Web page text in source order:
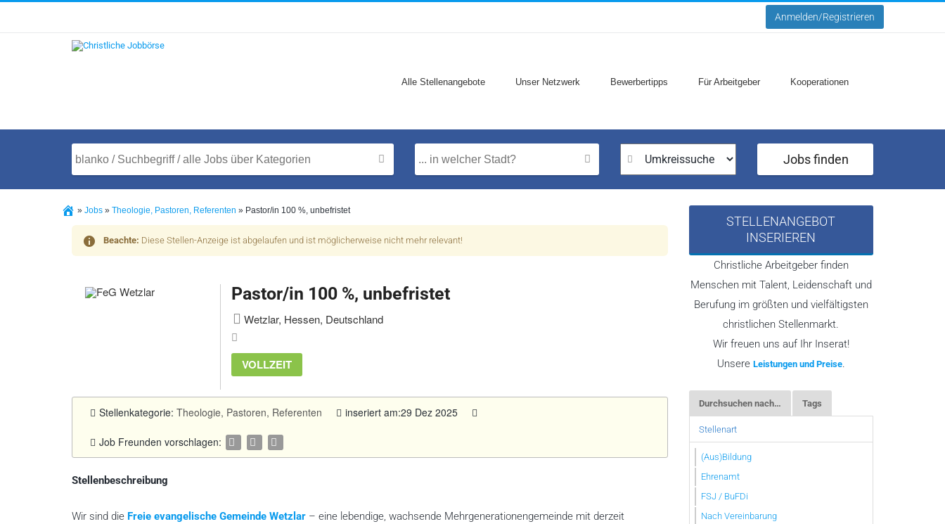
Anmelden/Registrieren
Alle Stellenangebote Unser Netzwerk Bewerbertipps Für Arbeitgeber Kooperationen
Jobs finden
» Jobs » Theologie, Pastoren, Referenten » Pastor/in 100 %, unbefristet
Beachte: Diese Stellen-Anzeige ist abgelaufen und ist möglicherweise nicht mehr relevant!
Pastor/in 100 %, unbefristet
Wetzlar, Hessen, Deutschland
VOLLZEIT
Stellenkategorie: Theologie, Pastoren, Referenten inseriert am:29 Dez 2025
Job Freunden vorschlagen:
Stellenbeschreibung
Wir sind die Freie evangelische Gemeinde Wetzlar – eine lebendige, wachsende Mehrgenerationengemeinde mit derzeit
STELLENANGEBOT
INSERIEREN
Christliche Arbeitgeber finden
Menschen mit Talent, Leidenschaft und
Berufung im größten und vielfältigsten
christlichen Stellenmarkt.
Wir freuen uns auf Ihr Inserat!
Unsere Leistungen und Preise.
Durchsuchen nach… Tags
Stellenart
(Aus)Bildung
Ehrenamt
FSJ / BuFDi
Nach Vereinbarung